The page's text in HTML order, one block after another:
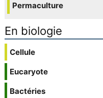
Permaculture
En biologie
Cellule
Eucaryote
Bactéries